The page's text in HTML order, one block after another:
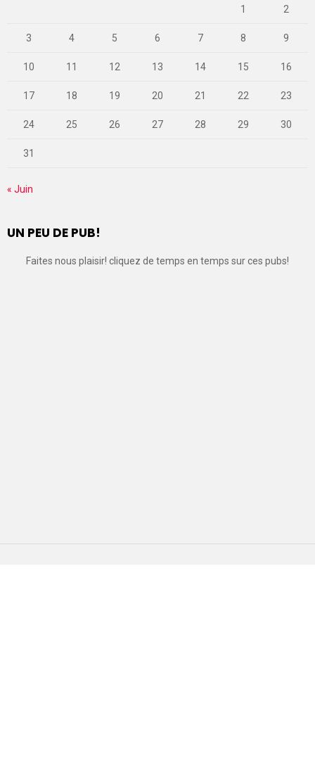
1 2
3 4 5 6 7 8 9
10 11 12 13 14 15 16
17 18 19 20 21 22 23
24 25 26 27 28 29 30
31
« Juin
UN PEU DE PUB!
Faites nous plaisir! cliquez de temps en temps sur ces pubs!